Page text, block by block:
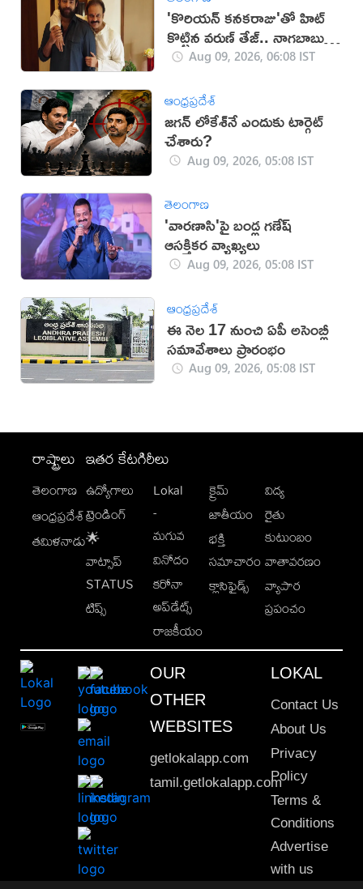
'కొరియన్ కనకరాజు'తో హిట్
కొట్టిన వరుణ్ తేజ్.. నాగబాబు
ఎమోషనల్ పోస్ట్
Aug 09, 2026, 06:08 IST
ఆంధ్రప్రదేశ్
జగన్ లోకేశ్‌నే ఎందుకు టార్గెట్
చేశారు?
Aug 09, 2026, 05:08 IST
తెలంగాణ
'వారణాసి'పై బండ్ల గణేష్
ఆసక్తికర వ్యాఖ్యలు
Aug 09, 2026, 05:08 IST
ఆంధ్రప్రదేశ్
ఈ నెల 17 నుంచి ఏపీ అసెంబ్లీ
సమావేశాలు ప్రారంభం
Aug 09, 2026, 05:08 IST
రాష్ట్రాలు
తెలంగాణ
ఆంధ్రప్రదేశ్
తమిళనాడు
ఇతర కేటగిరీలు
ఉద్యోగాలు
ట్రెండింగ్
🌟
వాట్సాప్
STATUS
టిప్స్
Lokal
-
మగువ
వినోదం
కరోనా
అప్‌డేట్స్
రాజకీయం
క్రైమ్
జాతీయం
భక్తి
సమాచారం
క్లాసిఫైడ్స్
విద్య
రైతు
కుటుంబం
వాతావరణం
వ్యాపార
ప్రపంచం
OUR
OTHER
WEBSITES
getlokalapp.com
tamil.getlokalapp.com
LOKAL
Contact Us
About Us
Privacy
Policy
Terms &
Conditions
Advertise
with us